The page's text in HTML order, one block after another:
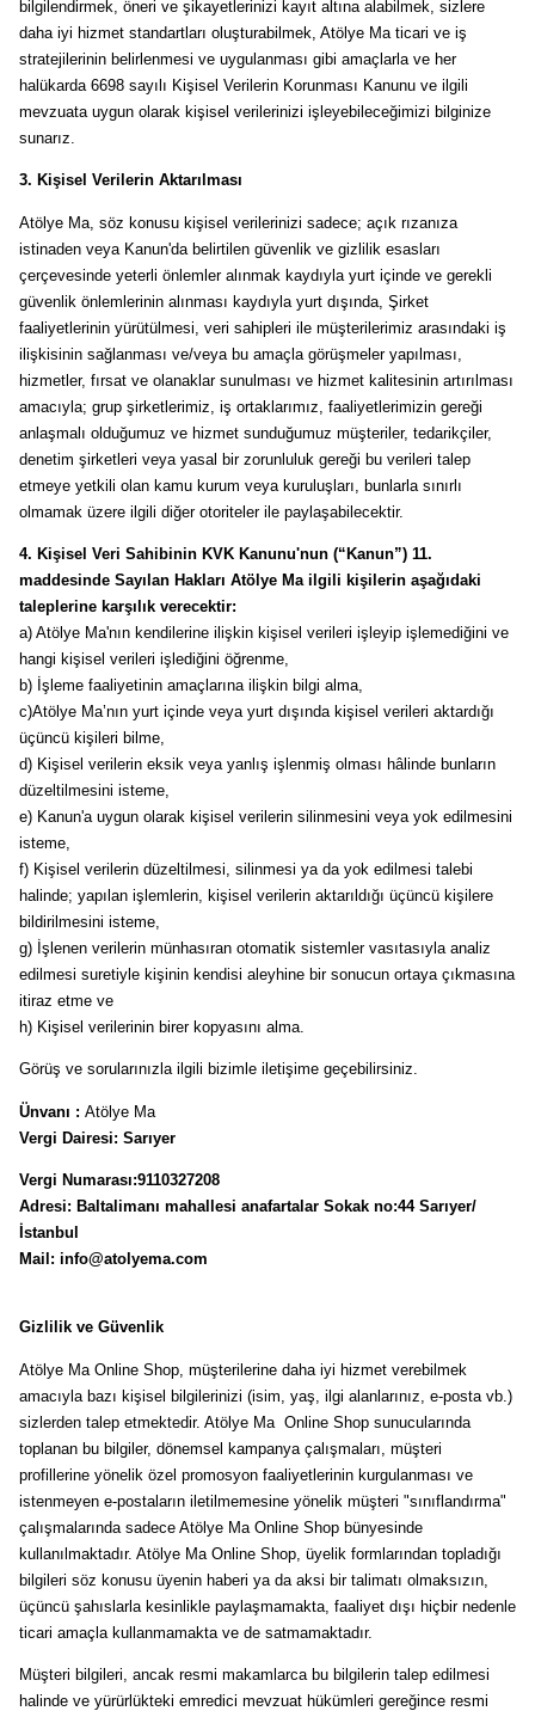
bilgilendirmek, öneri ve şikayetlerinizi kayıt altına alabilmek, sizlere
daha iyi hizmet standartları oluşturabilmek, Atölye Ma ticari ve iş
stratejilerinin belirlenmesi ve uygulanması gibi amaçlarla ve her
halükarda 6698 sayılı Kişisel Verilerin Korunması Kanunu ve ilgili
mevzuata uygun olarak kişisel verilerinizi işleyebileceğimizi bilginize
sunarız.
3. Kişisel Verilerin Aktarılması
Atölye Ma, söz konusu kişisel verilerinizi sadece; açık rızanıza
istinaden veya Kanun'da belirtilen güvenlik ve gizlilik esasları
çerçevesinde yeterli önlemler alınmak kaydıyla yurt içinde ve gerekli
güvenlik önlemlerinin alınması kaydıyla yurt dışında, Şirket
faaliyetlerinin yürütülmesi, veri sahipleri ile müşterilerimiz arasındaki iş
ilişkisinin sağlanması ve/veya bu amaçla görüşmeler yapılması,
hizmetler, fırsat ve olanaklar sunulması ve hizmet kalitesinin artırılması
amacıyla; grup şirketlerimiz, iş ortaklarımız, faaliyetlerimizin gereği
anlaşmalı olduğumuz ve hizmet sunduğumuz müşteriler, tedarikçiler,
denetim şirketleri veya yasal bir zorunluluk gereği bu verileri talep
etmeye yetkili olan kamu kurum veya kuruluşları, bunlarla sınırlı
olmamak üzere ilgili diğer otoriteler ile paylaşabilecektir.
4. Kişisel Veri Sahibinin KVK Kanunu'nun (“Kanun”) 11.
maddesinde Sayılan Hakları Atölye Ma ilgili kişilerin aşağıdaki
taleplerine karşılık verecektir:
a) Atölye Ma'nın kendilerine ilişkin kişisel verileri işleyip işlemediğini ve
hangi kişisel verileri işlediğini öğrenme,
b) İşleme faaliyetinin amaçlarına ilişkin bilgi alma,
c)Atölye Ma’nın yurt içinde veya yurt dışında kişisel verileri aktardığı
üçüncü kişileri bilme,
d) Kişisel verilerin eksik veya yanlış işlenmiş olması hâlinde bunların
düzeltilmesini isteme,
e) Kanun'a uygun olarak kişisel verilerin silinmesini veya yok edilmesini
isteme,
f) Kişisel verilerin düzeltilmesi, silinmesi ya da yok edilmesi talebi
halinde; yapılan işlemlerin, kişisel verilerin aktarıldığı üçüncü kişilere
bildirilmesini isteme,
g) İşlenen verilerin münhasıran otomatik sistemler vasıtasıyla analiz
edilmesi suretiyle kişinin kendisi aleyhine bir sonucun ortaya çıkmasına
itiraz etme ve
h) Kişisel verilerinin birer kopyasını alma.
Görüş ve sorularınızla ilgili bizimle iletişime geçebilirsiniz.
Ünvanı : Atölye Ma
Vergi Dairesi: Sarıyer
Vergi Numarası:9110327208
Adresi: Baltalimanı mahallesi anafartalar Sokak no:44 Sarıyer/
İstanbul
Mail: info@atolyema.com
Gizlilik ve Güvenlik
Atölye Ma Online Shop, müşterilerine daha iyi hizmet verebilmek
amacıyla bazı kişisel bilgilerinizi (isim, yaş, ilgi alanlarınız, e-posta vb.)
sizlerden talep etmektedir. Atölye Ma Online Shop sunucularında
toplanan bu bilgiler, dönemsel kampanya çalışmaları, müşteri
profillerine yönelik özel promosyon faaliyetlerinin kurgulanması ve
istenmeyen e-postaların iletilmemesine yönelik müşteri "sınıflandırma"
çalışmalarında sadece Atölye Ma Online Shop bünyesinde
kullanılmaktadır. Atölye Ma Online Shop, üyelik formlarından topladığı
bilgileri söz konusu üyenin haberi ya da aksi bir talimatı olmaksızın,
üçüncü şahıslarla kesinlikle paylaşmamakta, faaliyet dışı hiçbir nedenle
ticari amaçla kullanmamakta ve de satmamaktadır.
Müşteri bilgileri, ancak resmi makamlarca bu bilgilerin talep edilmesi
halinde ve yürürlükteki emredici mevzuat hükümleri gereğince resmi